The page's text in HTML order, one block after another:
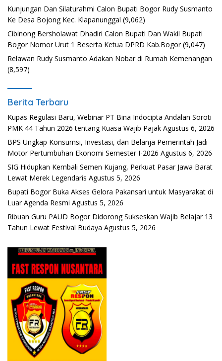
Kunjungan Dan Silaturahmi Calon Bupati Bogor Rudy Susmanto
Ke Desa Bojong Kec. Klapanunggal (9,062)
Cibinong Bersholawat Dhadiri Calon Bupati Dan Wakil Bupati
Bogor Nomor Urut 1 Beserta Ketua DPRD Kab.Bogor (9,047)
Relawan Rudy Susmanto Adakan Nobar di Rumah Kemenangan
(8,597)
Berita Terbaru
Kupas Regulasi Baru, Webinar PT Bina Indocipta Andalan Soroti
PMK 44 Tahun 2026 tentang Kuasa Wajib Pajak Agustus 6, 2026
BPS Ungkap Konsumsi, Investasi, dan Belanja Pemerintah Jadi
Motor Pertumbuhan Ekonomi Semester I-2026 Agustus 6, 2026
SIG Hidupkan Kembali Semen Kujang, Perkuat Pasar Jawa Barat
Lewat Merek Legendaris Agustus 5, 2026
Bupati Bogor Buka Akses Gelora Pakansari untuk Masyarakat di
Luar Agenda Resmi Agustus 5, 2026
Ribuan Guru PAUD Bogor Didorong Sukseskan Wajib Belajar 13
Tahun Lewat Festival Budaya Agustus 5, 2026